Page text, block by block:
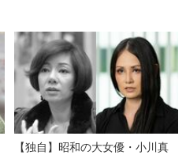
【独自】昭和の大女優・小川真